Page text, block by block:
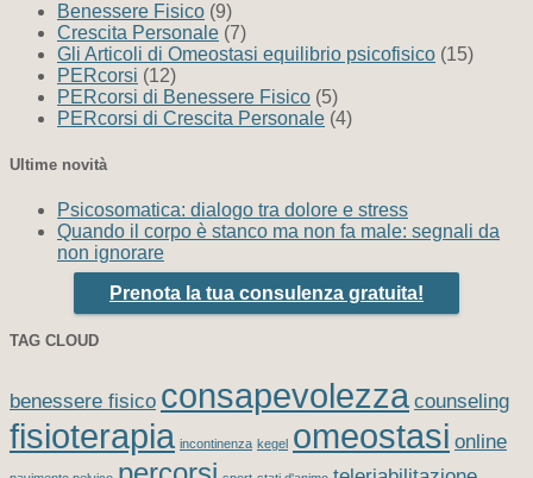
Benessere Fisico (9)
Crescita Personale (7)
Gli Articoli di Omeostasi equilibrio psicofisico (15)
PERcorsi (12)
PERcorsi di Benessere Fisico (5)
PERcorsi di Crescita Personale (4)
Ultime novità
Psicosomatica: dialogo tra dolore e stress
Quando il corpo è stanco ma non fa male: segnali da
non ignorare
Prenota la tua consulenza gratuita!
TAG CLOUD
benessere fisico consapevolezza counseling
fisioterapia incontinenza kegel omeostasi online